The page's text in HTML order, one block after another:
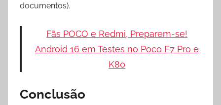
documentos).
Fãs POCO e Redmi, Preparem-se!
Android 16 em Testes no Poco F7 Pro e
K80
Conclusão